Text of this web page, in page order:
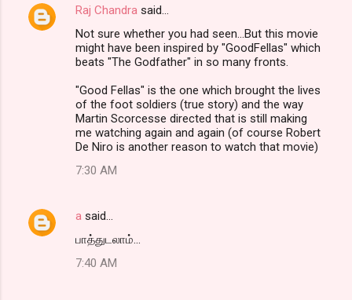
Raj Chandra said…
Not sure whether you had seen...But this movie
might have been inspired by "GoodFellas" which
beats "The Godfather" in so many fronts.
"Good Fellas" is the one which brought the lives
of the foot soldiers (true story) and the way
Martin Scorcesse directed that is still making
me watching again and again (of course Robert
De Niro is another reason to watch that movie)
7:30 AM
a said…
பாத்துடலாம்...
7:40 AM